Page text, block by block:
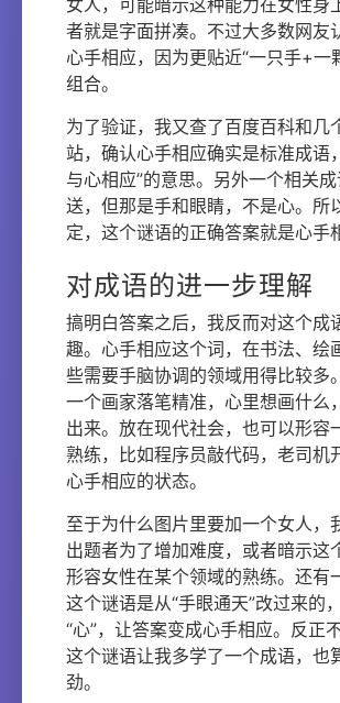
女人，可能暗示这种能力在女性身
者就是字面拼凑。不过大多数网友
心手相应，因为更贴近“一只手+一
组合。
为了验证，我又查了百度百科和几
站，确认心手相应确实是标准成语
与心相应”的意思。另外一个相关
送，但那是手和眼睛，不是心。所
定，这个谜语的正确答案就是心手
对成语的进一步理解
搞明白答案之后，我反而对这个成
趣。心手相应这个词，在书法、绘
些需要手脑协调的领域用得比较多
一个画家落笔精准，心里想画什么
出来。放在现代社会，也可以形容
熟练，比如程序员敲代码，老司机
心手相应的状态。
至于为什么图片里要加一个女人，
出题者为了增加难度，或者暗示这
形容女性在某个领域的熟练。还有
这个谜语是从“手眼通天”改过来的
“心”，让答案变成心手相应。反正
这个谜语让我多学了一个成语，也
劲。